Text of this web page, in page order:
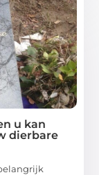
u kan
dierbare